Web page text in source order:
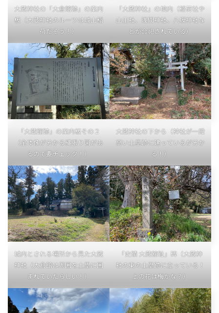
大蔵神社の「大倉館跡」の案内
板（大蔵神社のルーツは城山稲
荷だそう！）
「大蔵神社」の境内（稲荷社や
山王社、浅間神社、八坂神社な
どが合祀されている）
「大蔵館跡」の案内板その２
（全体像が分かる縄張り図があ
るので要チェック！）
大蔵神社の下から（神社が一段
高い土塁跡に建っているが分か
る！）
城内とされる場所から見た大蔵
神社（大倉館は周囲を土塁に囲
まれていたらしい！）
「史蹟 大蔵舘趾」碑（大蔵神
社の東の土塁跡に立っている！
上の花は梅かな？）